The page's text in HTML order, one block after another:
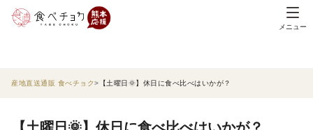
メニュー
産地直送通販 食べチョク 【土曜日🌞】休日に食べ比べはいかが？